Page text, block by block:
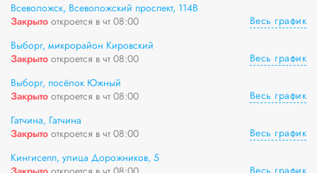
Всеволожск, Всеволожский проспект, 114В
Закрыто откроется в чт 08:00
Весь график
Выборг, микрорайон Кировский
Закрыто откроется в чт 08:00
Весь график
Выборг, посёлок Южный
Закрыто откроется в чт 08:00
Весь график
Гатчина, Гатчина
Закрыто откроется в чт 08:00
Весь график
Кингисепп, улица Дорожников, 5
Весь график